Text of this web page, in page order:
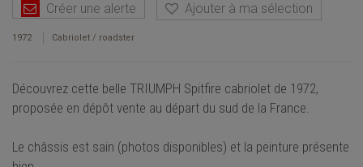
Créer une alerte Ajouter à ma sélection
1972 Cabriolet / roadster
Découvrez cette belle TRIUMPH Spitfire cabriolet de 1972,
proposée en dépôt vente au départ du sud de la France.
Le châssis est sain (photos disponibles) et la peinture présente